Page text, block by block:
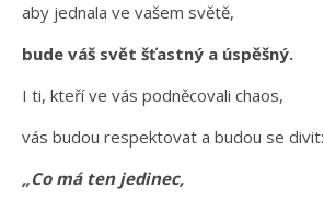
aby jednala ve vašem světě,
bude váš svět šťastný a úspěšný.
I ti, kteří ve vás podněcovali chaos,
vás budou respektovat a budou se divit:
„Co má ten jedinec,